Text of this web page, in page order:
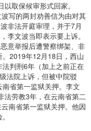
取保候审形式回家。
写的两封劝善信为由对其
非法开庭审理，并于7月
李文波当即表示要上诉。
意举报后遭警察绑架、非
2019年12月18日，西山
判刑6年（加上之前正在
法院上诉，但被中院驳
省第一监狱关押。李文
法劳教3年，在云南省第二
南省第一监狱关押。他因